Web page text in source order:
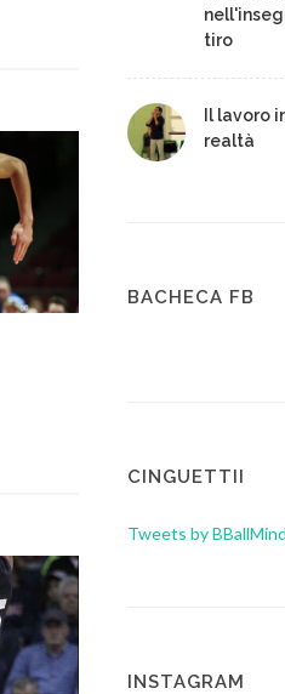
tiro
Il lavoro
realtà
BACHECA FB
CINGUETTII
Tweets by
INSTAGRAM